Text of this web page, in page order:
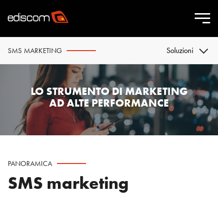
SMS MARKETING Soluzioni
LO STRUMENTO DI MARKETING
AD ALTE PERFORMANCE
PANORAMICA
SMS marketing